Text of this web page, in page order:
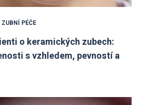
ZUBNÍ PÉČE
o keramických zubech:
s vzhledem, pevností a